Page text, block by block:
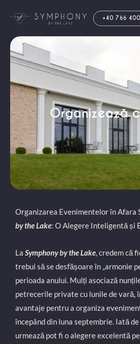
+40 766
Organizează
Organizarea Evenimentelor în Afara
by the Lake: O Alegere Inteligentă și
La Symphony by the Lake, credem că
trebui să se desfășoare în „armonie
perioada anului. Mulți asociază
petrecerile private cu lunile de vară,
avantaje pentru a organiza
începând din luna septembrie. Iată
urmează pot fi o alegere excelentă